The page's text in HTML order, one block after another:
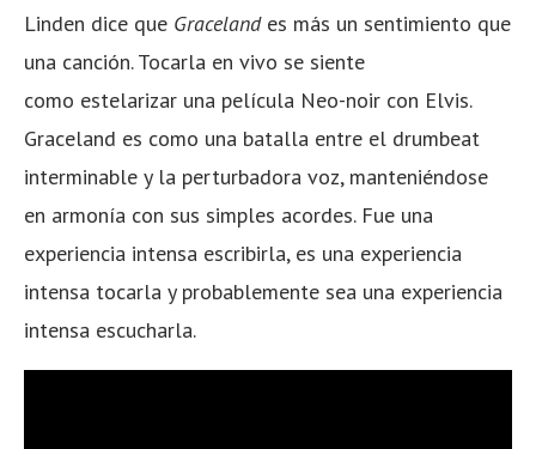
Linden dice que Graceland es más un sentimiento que
una canción. Tocarla en vivo se siente
como estelarizar una película Neo-noir con Elvis.
Graceland es como una batalla entre el drumbeat
interminable y la perturbadora voz, manteniéndose
en armonía con sus simples acordes. Fue una
experiencia intensa escribirla, es una experiencia
intensa tocarla y probablemente sea una experiencia
intensa escucharla.